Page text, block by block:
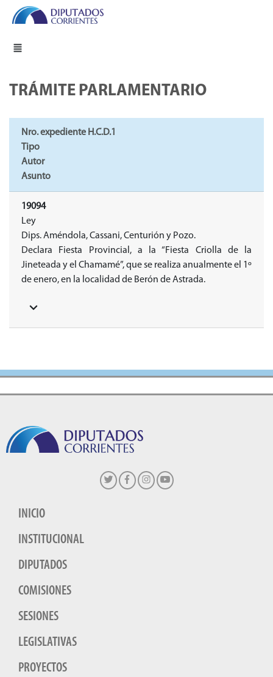
TRÁMITE PARLAMENTARIO
Nro. expediente H.C.D.1
Tipo
Autor
Asunto
19094
Ley
Dips. Améndola, Cassani, Centurión y Pozo.
Declara Fiesta Provincial, a la “Fiesta Criolla de la
Jineteada y el Chamamé”, que se realiza anualmente el 1º
de enero, en la localidad de Berón de Astrada.
INICIO
INSTITUCIONAL
DIPUTADOS
COMISIONES
SESIONES
LEGISLATIVAS
PROYECTOS